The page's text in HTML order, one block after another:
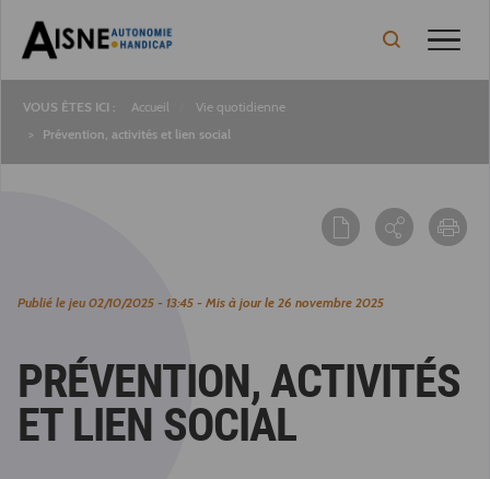
Fil
Accueil
Vie quotidienne
Prévention, activités et lien social
Publié le jeu 02/10/2025 - 13:45 - Mis à jour le 26 novembre 2025
PRÉVENTION, ACTIVITÉS
ET LIEN SOCIAL